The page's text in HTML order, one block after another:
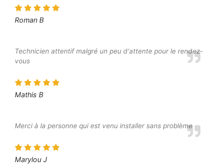
Roman B
Technicien attentif malgré un peu d'attente pour le rendez-
vous
Mathis B
Merci à la personne qui est venu installer sans problème
Marylou J